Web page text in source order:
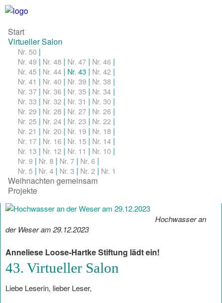
Start
Virtueller Salon
Nr. 50 |
Nr. 49 | Nr. 48 | Nr. 47 | Nr. 46 |
Nr. 45 | Nr. 44 | Nr. 43 | Nr. 42 |
Nr. 41 | Nr. 40 | Nr. 39 | Nr. 38 |
Nr. 37 | Nr. 36 | Nr. 35 | Nr. 34 |
Nr. 33 | Nr. 32 | Nr. 31 | Nr. 30 |
Nr. 29 | Nr. 28 | Nr. 27 | Nr. 26 |
Nr. 25 | Nr. 24 | Nr. 23 | Nr. 22 |
Nr. 21 | Nr. 20 | Nr. 19 | Nr. 18 |
Nr. 17 | Nr. 16 | Nr. 15 | Nr. 14 |
Nr. 13 | Nr. 12 | Nr. 11 | Nr. 10 |
Nr. 9 | Nr. 8 | Nr. 7 | Nr. 6 |
Nr. 5 | Nr. 4 | Nr. 3 | Nr. 2 | Nr. 1
Weihnachten gemeinsam
Projekte
Hochwasser an
der Weser am 29.12.2023
Anneliese Loose-Hartke Stiftung lädt ein!
43. Virtueller Salon
Liebe Leserin, lieber Leser,